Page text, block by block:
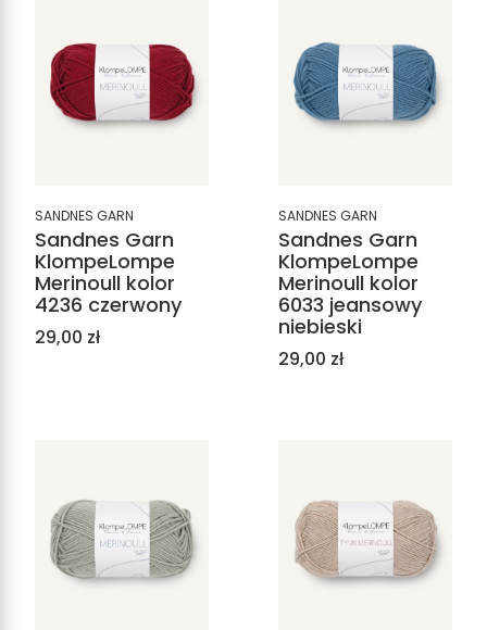
SANDNES GARN
Sandnes Garn
KlompeLompe
Merinoull kolor
4236 czerwony
Cena
29,00 zł
SANDNES GARN
Sandnes Garn
KlompeLompe
Merinoull kolor
6033 jeansowy
niebieski
Cena
29,00 zł